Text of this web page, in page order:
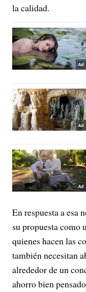
la calidad.
En respuesta a esa
su propuesta como
quienes hacen las
también necesitan
alrededor de un
ahorro bien